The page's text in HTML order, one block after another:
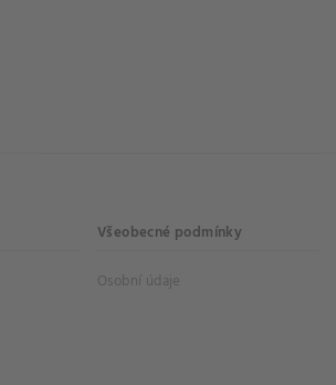
Všeobecné podmínky
Osobní údaje